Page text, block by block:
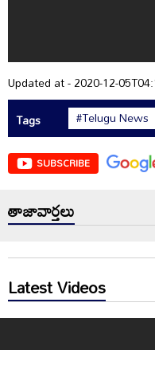
Updated at - 2020-12-
Tags
#Telugu News
SUBSCRIBE
తాజావార్తలు
Latest Videos